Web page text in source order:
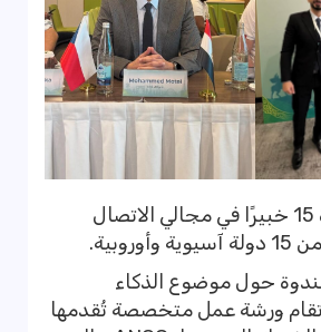
ويشارك في الندوة 15 خبيرًا في مجالي الاتصال
حول موضوع الذكاء
تقام ورشة عمل متخصصة تُقدمها